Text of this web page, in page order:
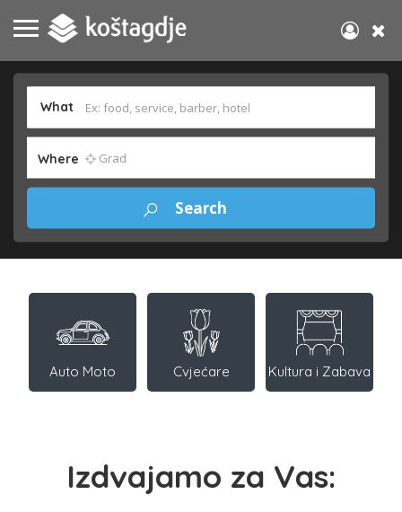
What
Where
Auto Moto Cvjećare Kultura i Zabava
Izdvajamo za Vas: